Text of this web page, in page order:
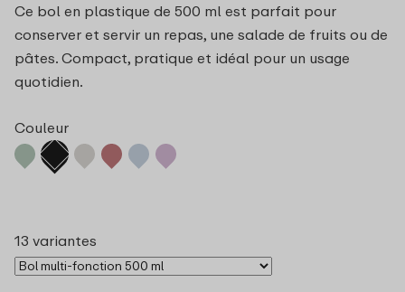
Ce bol en plastique de 500 ml est parfait pour
conserver et servir un repas, une salade de fruits ou de
pâtes. Compact, pratique et idéal pour un usage
quotidien.
Couleur
13 variantes